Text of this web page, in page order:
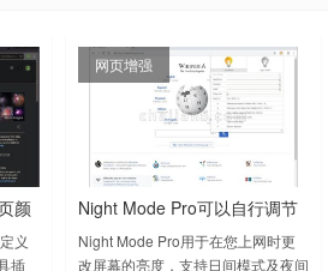
颜
义
插
网页增强
Night Mode Pro可以自行调节
屏幕亮度及对比度
Night Mode Pro用于在您上网时更
改屏幕的亮度，支持日间模式及夜间